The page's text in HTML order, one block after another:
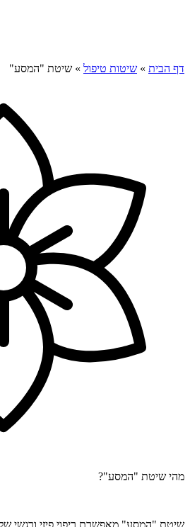
דף הבית » שיטות טיפול » שיטת "המסע"
מהי שיטת "המסע"?
שיטת "המסע" מאפשרת ריפוי פיזי ורגשי